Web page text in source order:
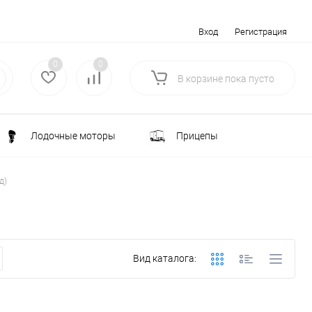
Вход Регистрация
0 0
В корзине пока пусто
Лодочные моторы Прицепы
РАСПРОДАЖАВид каталога: